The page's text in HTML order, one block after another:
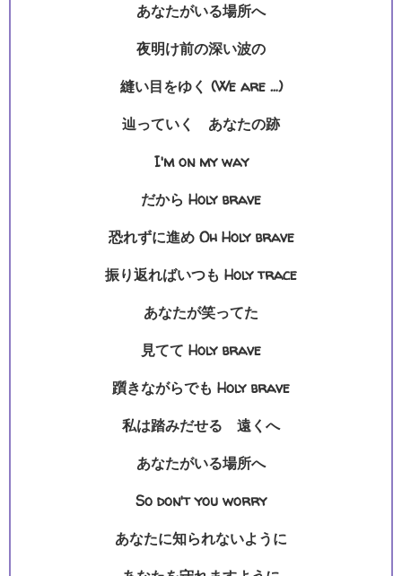
あなたがいる場所へ
夜明け前の深い波の
縫い目をゆく (We are …)
辿っていく あなたの跡
I'm on my way
だから Holy brave
恐れずに進め Oh Holy brave
振り返ればいつも Holy trace
あなたが笑ってた
見てて Holy brave
躓きながらでも Holy brave
私は踏みだせる 遠くへ
あなたがいる場所へ
So don't you worry
あなたに知られないように